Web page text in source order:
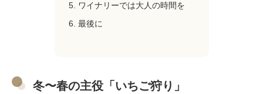
ワイナリーでは大人の時間を
最後に
冬〜春の主役「いちご狩り」